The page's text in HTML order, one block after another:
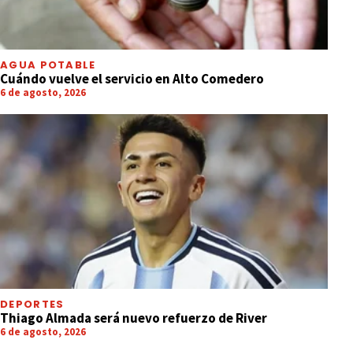
AGUA POTABLE
Cuándo vuelve el servicio en Alto Comedero
6 de agosto, 2026
DEPORTES
Thiago Almada será nuevo refuerzo de River
6 de agosto, 2026